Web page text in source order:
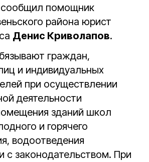
помощник
района юрист
Денис Криволапов.
граждан,
и индивидуальных
при осуществлении
деятельности
зданий школ
и горячего
водоотведения
с законодательством. При